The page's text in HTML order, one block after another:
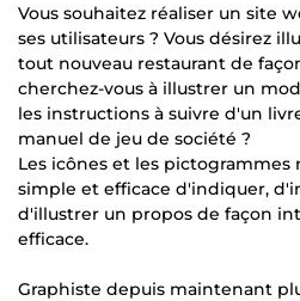
Vous souhaitez réaliser un site
ses utilisateurs ? Vous désirez
tout nouveau restaurant de
cherchez-vous à illustrer un
les instructions à suivre d'un
manuel de jeu de société ?
Les icônes et les
simple et efficace d'indiquer,
d'illustrer un propos de façon
efficace.
Graphiste depuis maintenant